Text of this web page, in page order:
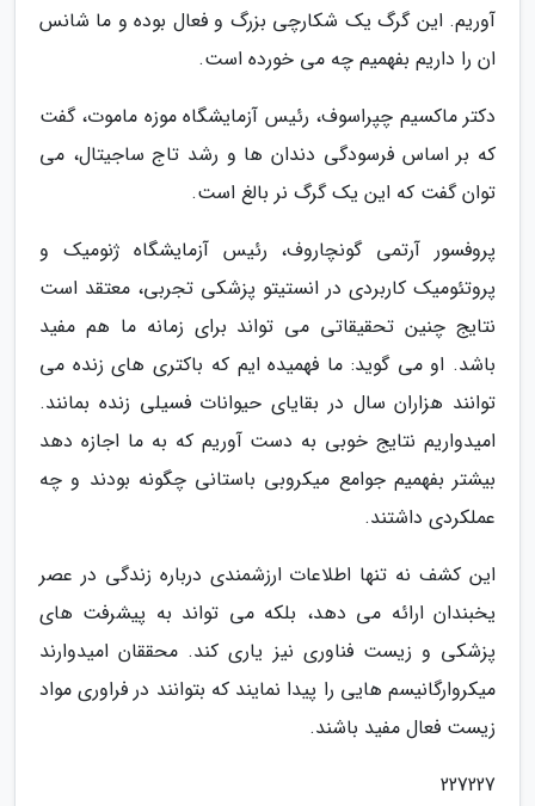
آوریم. این گرگ یک شکارچی بزرگ و فعال بوده و ما شانس
ان را داریم بفهمیم چه می خورده است.
دکتر ماکسیم چپراسوف، رئیس آزمایشگاه موزه ماموت، گفت
که بر اساس فرسودگی دندان ها و رشد تاج ساجیتال، می
توان گفت که این یک گرگ نر بالغ است.
پروفسور آرتمی گونچاروف، رئیس آزمایشگاه ژنومیک و
پروتئومیک کاربردی در انستیتو پزشکی تجربی، معتقد است
نتایج چنین تحقیقاتی می تواند برای زمانه ما هم مفید
باشد. او می گوید: ما فهمیده ایم که باکتری های زنده می
توانند هزاران سال در بقایای حیوانات فسیلی زنده بمانند.
امیدواریم نتایج خوبی به دست آوریم که به ما اجازه دهد
بیشتر بفهمیم جوامع میکروبی باستانی چگونه بودند و چه
عملکردی داشتند.
این کشف نه تنها اطلاعات ارزشمندی درباره زندگی در عصر
یخبندان ارائه می دهد، بلکه می تواند به پیشرفت های
پزشکی و زیست فناوری نیز یاری کند. محققان امیدوارند
میکروارگانیسم هایی را پیدا نمایند که بتوانند در فراوری مواد
زیست فعال مفید باشند.
227227